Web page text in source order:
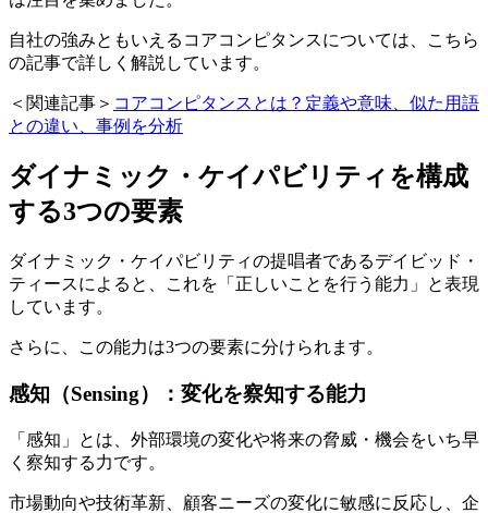
自社の強みともいえるコアコンピタンスについては、こちら
の記事で詳しく解説しています。
＜関連記事＞ コアコンピタンスとは？定義や意味、似た用語
との違い、事例を分析
ダイナミック・ケイパビリティを構成
する3つの要素
ダイナミック・ケイパビリティの提唱者であるデイビッド・
ティースによると、これを「正しいことを行う能力」と表現
しています。
さらに、この能力は3つの要素に分けられます。
感知（Sensing）：変化を察知する能力
「感知」とは、外部環境の変化や将来の脅威・機会をいち早
く察知する力です。
市場動向や技術革新、顧客ニーズの変化に敏感に反応し、企